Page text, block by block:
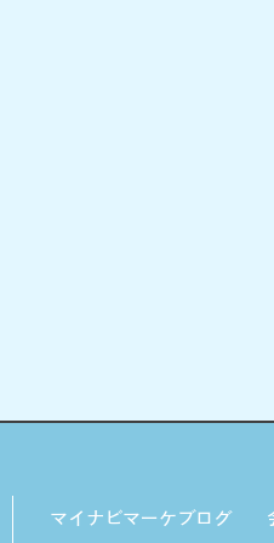
マイナビマーケブログ